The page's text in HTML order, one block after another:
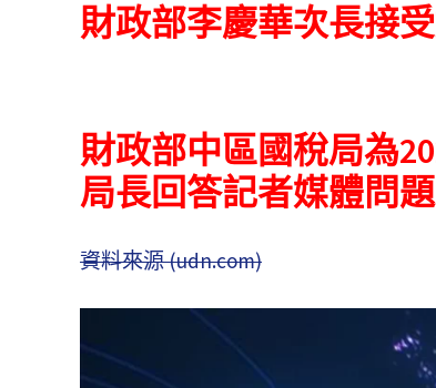
財政部李慶華次長接
財政部中區國稅局為
局長回答記者媒體問題
資料來源 (udn.com)